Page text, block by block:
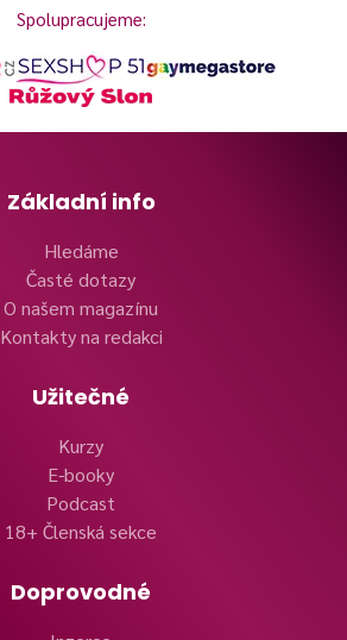
Spolupracujeme:
Základní info
Hledáme
Časté dotazy
O našem magazínu
Kontakty na redakci
Užitečné
Kurzy
E-booky
Podcast
18+ Členská sekce
Doprovodné